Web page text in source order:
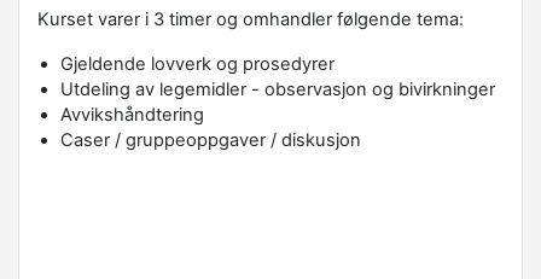
Kurset varer i 3 timer og omhandler følgende tema:
Gjeldende lovverk og prosedyrer
Utdeling av legemidler - observasjon og bivirkninger
Avvikshåndtering
Caser / gruppeoppgaver / diskusjon